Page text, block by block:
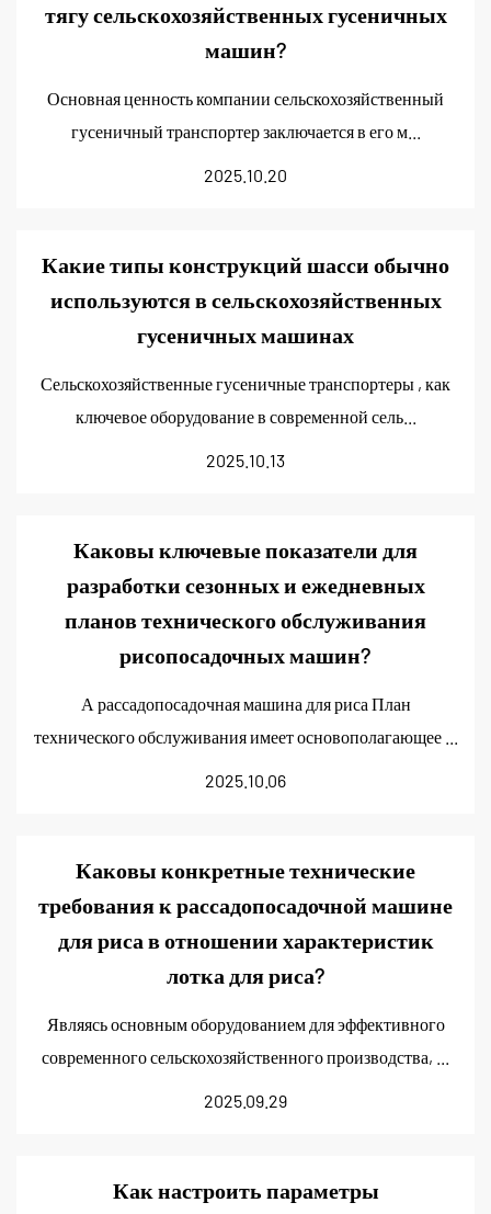
тягу сельскохозяйственных гусеничных
машин?
Основная ценность компании сельскохозяйственный
гусеничный транспортер заключается в его м...
2025.10.20
Какие типы конструкций шасси обычно
используются в сельскохозяйственных
гусеничных машинах
Сельскохозяйственные гусеничные транспортеры , как
ключевое оборудование в современной сель...
2025.10.13
Каковы ключевые показатели для
разработки сезонных и ежедневных
планов технического обслуживания
рисопосадочных машин?
А рассадопосадочная машина для риса План
технического обслуживания имеет основополагающее ...
2025.10.06
Каковы конкретные технические
требования к рассадопосадочной машине
для риса в отношении характеристик
лотка для риса?
Являясь основным оборудованием для эффективного
современного сельскохозяйственного производства, ...
2025.09.29
Как настроить параметры